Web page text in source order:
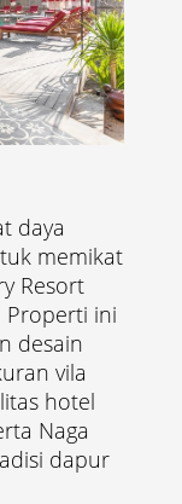
daya
memikat
Resort
Properti ini
desain
vila
hotel
Naga
dapur